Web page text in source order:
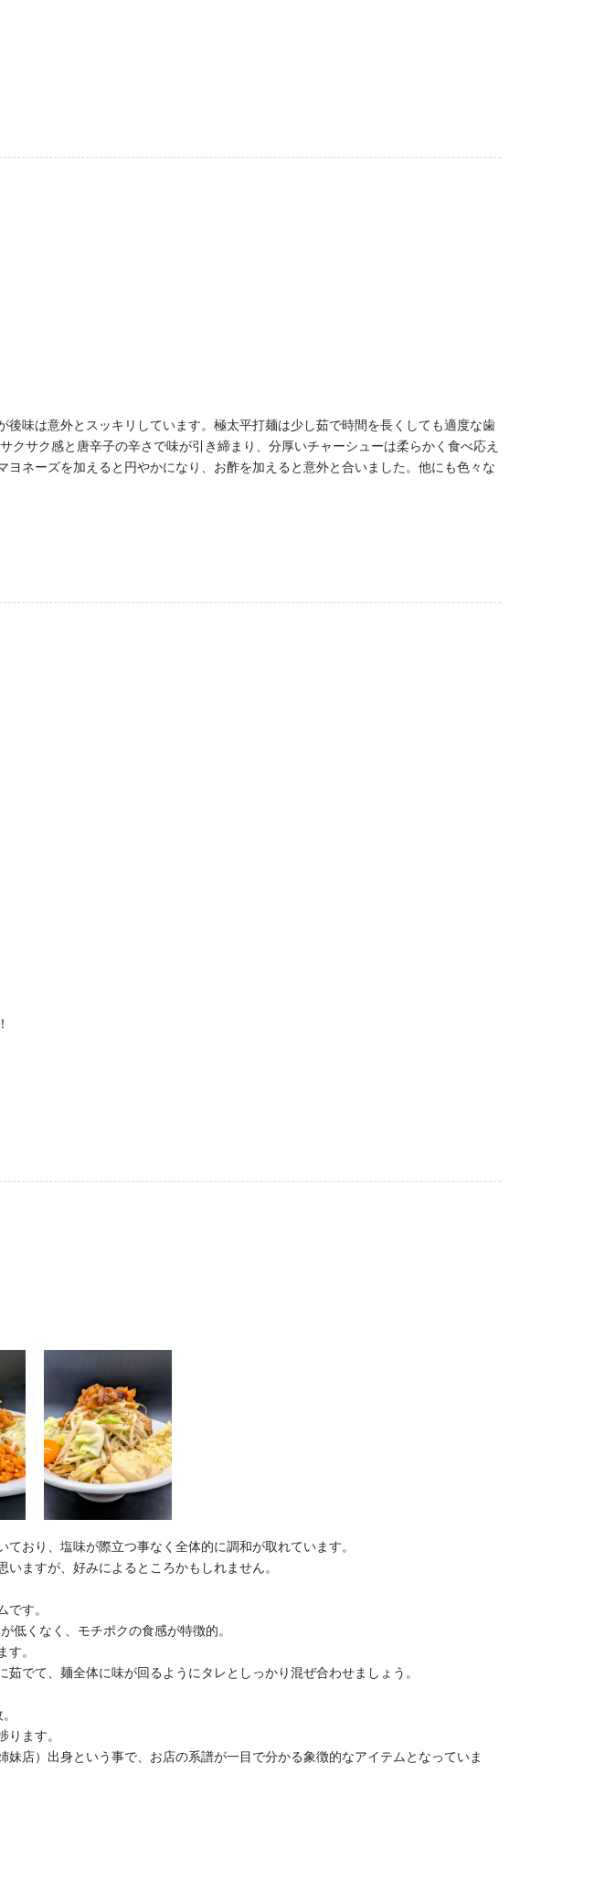
味は意外とスッキリしています。極太平打麺は少し茹で時間を長くしても適度な歯
サク感と唐辛子の辛さで味が引き締まり、分厚いチャーシューは柔らかく食べ応え
ネーズを加えると円やかになり、お酢を加えると意外と合いました。他にも色々な
おり、塩味が際立つ事なく全体的に調和が取れています。
ますが、好みによるところかもしれません。
す。
低くなく、モチポクの食感が特徴的。
。
でて、麺全体に味が回るようにタレとしっかり混ぜ合わせましょう。
ます。
店）出身という事で、お店の系譜が一目で分かる象徴的なアイテムとなっていま